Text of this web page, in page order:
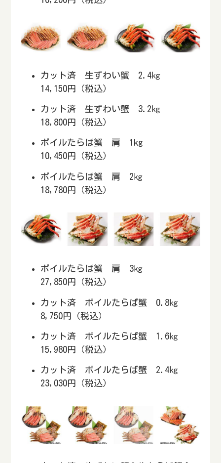
カット済 生ずわい蟹 2.4㎏
14,150円（税込）
カット済 生ずわい蟹 3.2㎏
18,800円（税込）
ボイルたらば蟹 肩 1kg
10,450円（税込）
ボイルたらば蟹 肩 2㎏
18,780円（税込）
ボイルたらば蟹 肩 3㎏
27,850円（税込）
カット済 ボイルたらば蟹 0.8㎏
8,750円（税込）
カット済 ボイルたらば蟹 1.6㎏
15,980円（税込）
カット済 ボイルたらば蟹 2.4㎏
23,030円（税込）